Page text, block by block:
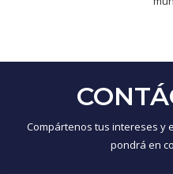
Compártenos tus intereses y
pondrá en